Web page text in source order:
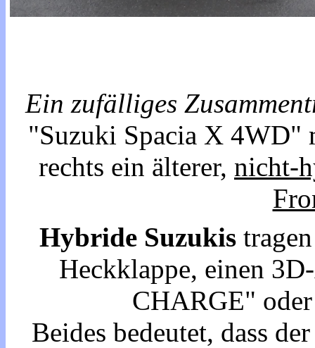
Ein zufälliges
"Suzuki Spacia X
rechts ein älterer, nicht-
Hybride Suzukis
Heckklappe, einen
CHARGE"
Beides bedeutet, dass